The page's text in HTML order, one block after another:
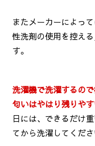
またメーカーによっ
性洗剤の使用を控え
す。
洗濯機で洗濯するの
匂いはやはり残りやす
日には、できるだけ
てから洗濯してくださ